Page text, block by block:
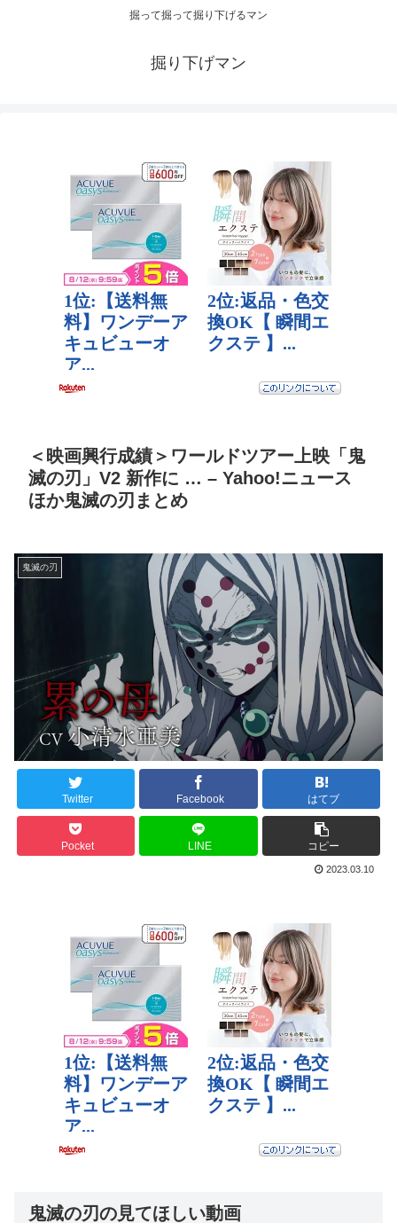
掘って掘って掘り下げるマン
掘り下げマン
＜映画興行成績＞ワールドツアー上映「鬼
滅の刃」V2 新作に … – Yahoo!ニュース
ほか鬼滅の刃まとめ
鬼滅の刃
Twitter Facebook はてブ
Pocket LINE コピー
2023.03.10
鬼滅の刃の見てほしい動画